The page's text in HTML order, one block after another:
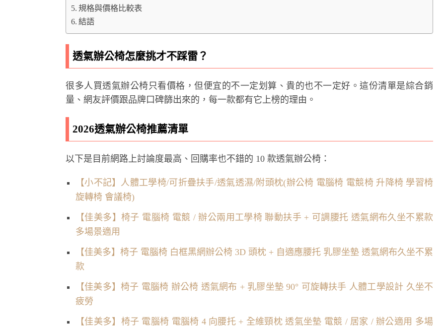
規格與價格比較表
結語
透氣辦公椅怎麼挑才不踩雷？
很多人買透氣辦公椅只看價格，但便宜的不一定划算、貴的也不一定好。這份清單是綜合銷
量、網友評價跟品牌口碑篩出來的，每一款都有它上榜的理由。
2026透氣辦公椅推薦清單
以下是目前網路上討論度最高、回購率也不錯的 10 款透氣辦公椅：
【小不記】人體工學椅/可折疊扶手/透氣透濕/附頭枕(辦公椅 電腦椅 電競椅 升降椅 學習椅
旋轉椅 會議椅)
【佳美多】椅子 電腦椅 電競 / 辦公兩用工學椅 聯動扶手 + 可調腰托 透氣網布久坐不累款
多場景適用
【佳美多】椅子 電腦椅 白框黑網辦公椅 3D 頭枕 + 自適應腰托 乳膠坐墊 透氣網布久坐不累
款
【佳美多】椅子 電腦椅 辦公椅 透氣網布 + 乳膠坐墊 90° 可旋轉扶手 人體工學設計 久坐不
疲勞
【佳美多】椅子 電腦椅 電腦椅 4 向腰托 + 全維頸枕 透氣坐墊 電競 / 居家 / 辦公適用 多場